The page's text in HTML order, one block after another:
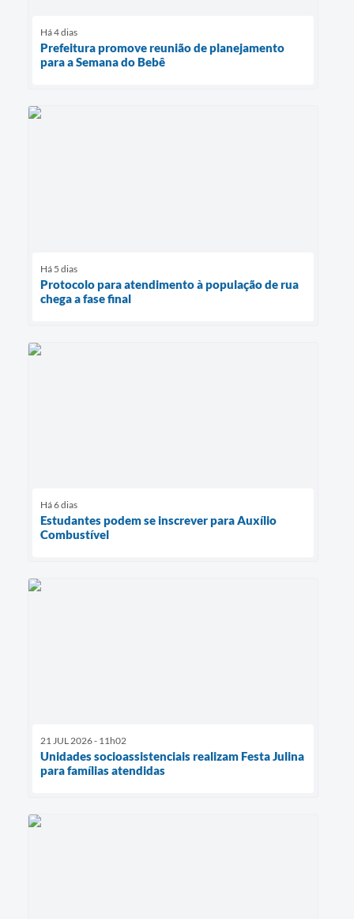
Há 4 dias
Prefeitura promove reunião de planejamento
para a Semana do Bebê
Há 5 dias
Protocolo para atendimento à população de rua
chega a fase final
Há 6 dias
Estudantes podem se inscrever para Auxílio
Combustível
21 JUL 2026 - 11h02
Unidades socioassistenciais realizam Festa Julina
para famílias atendidas